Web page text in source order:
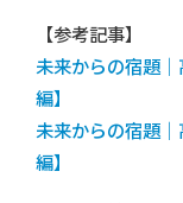
【参考記事】
未来からの宿題
編】
未来からの宿題
編】